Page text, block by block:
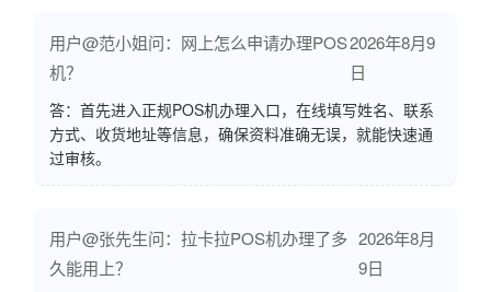
用户@范小姐问：网上怎么申请办理POS
机？
2026年8月9
日
答：首先进入正规POS机办理入口，在线填写姓名、联系
方式、收货地址等信息，确保资料准确无误，就能快速通
过审核。
用户@张先生问：拉卡拉POS机办理了多
久能用上？
2026年8月
9日